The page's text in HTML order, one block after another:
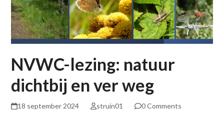
NVWC-lezing: natuur
dichtbij en ver weg
18 september 2024 struin01 0 Comments